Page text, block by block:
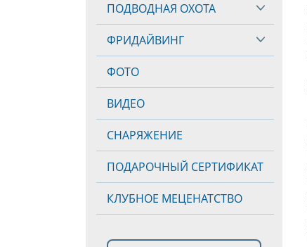
ПОДВОДНАЯ ОХОТА
ФРИДАЙВИНГ
ФОТО
ВИДЕО
СНАРЯЖЕНИЕ
ПОДАРОЧНЫЙ СЕРТИФИКАТ
КЛУБНОЕ МЕЦЕНАТСТВО